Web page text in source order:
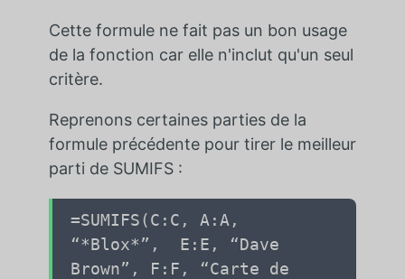
Cette formule ne fait pas un bon usage
de la fonction car elle n'inclut qu'un seul
critère.
Reprenons certaines parties de la
formule précédente pour tirer le meilleur
parti de SUMIFS :
=SUMIFS(C:C , A:A ,
“*Blox*” , E:E ,
“Dave
Brown” , F:F ,
“Carte de